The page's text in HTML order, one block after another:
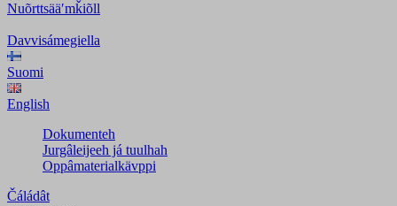
Nuõrttsääʹmǩiõll
Davvisámegiella
Suomi
English
Dokumenteh
Jurgâleijeeh já tuulhah
Oppâmaterialkävppi
Čáládât